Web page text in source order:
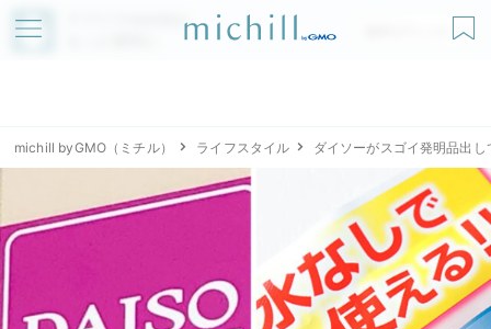
アプリでmichillが
無料ダウンロード
michill byGMO（ミチル） ライフスタイル ダイソーがスゴイ発明品出